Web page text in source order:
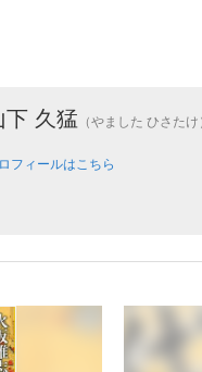
かれなかった」侍ジャパン
せよ。
下 久猛 （やました ひさたけ
フィールはこちら